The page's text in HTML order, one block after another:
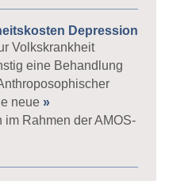
Depression
Volkskrankheit
eine Behandlung
neue »
im Rahmen der AMOS-